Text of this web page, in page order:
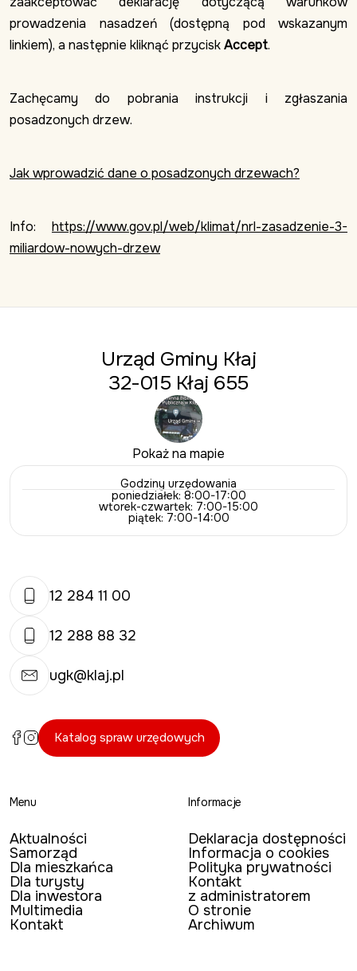
prowadzenia nasadzeń (dostępną pod wskazanym
linkiem), a następnie kliknąć przyciskAccept.
Zachęcamy do pobrania instrukcji i zgłaszania
posadzonych drzew.
Jak wprowadzić dane o posadzonych drzewach?
Info: https://www.gov.pl/web/klimat/nrl-zasadzenie-3-
miliardow-nowych-drzew
Urząd Gminy Kłaj
32-015 Kłaj 655
Pokaż na mapie
Godziny urzędowania
poniedziałek: 8:00-17:00
wtorek-czwartek: 7:00-15:00
piątek: 7:00-14:00
12 284 11 00
12 288 88 32
ugk@klaj.pl
Katalog spraw urzędowych
Menu
Aktualności
Samorząd
Dla mieszkańca
Dla turysty
Dla inwestora
Multimedia
Kontakt
Informacje
Deklaracja dostępności
Informacja o cookies
Polityka prywatności
Kontakt
z administratorem
O stronie
Archiwum